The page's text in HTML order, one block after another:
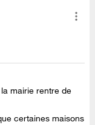
mairie rentre de
certaines maisons